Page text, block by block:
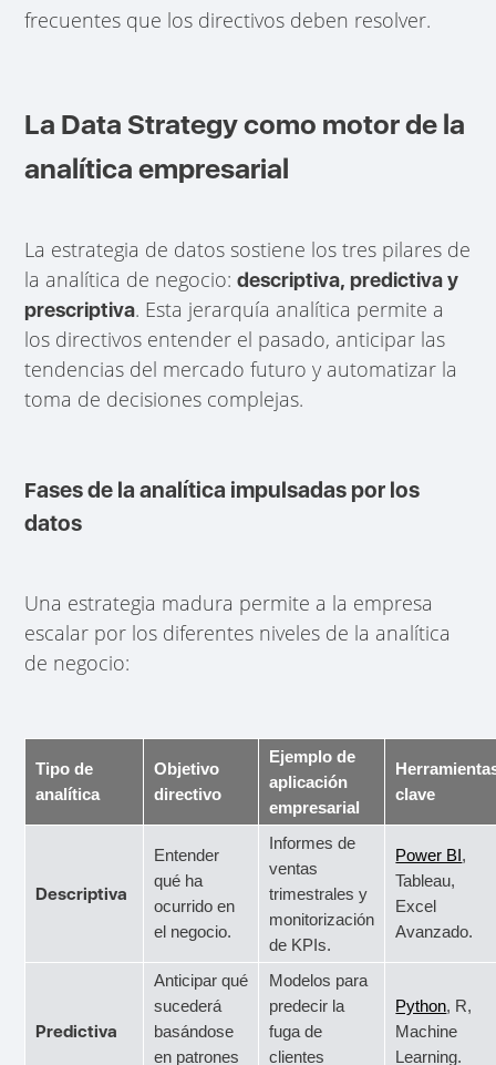
frecuentes que los directivos deben resolver.
La Data Strategy como motor de la
analítica empresarial
La estrategia de datos sostiene los tres pilares de
la analítica de negocio:descriptiva, predictiva y
prescriptiva. Esta jerarquía analítica permite a
los directivos entender el pasado, anticipar las
tendencias del mercado futuro y automatizar la
toma de decisiones complejas.
Fases de la analítica impulsadas por los
datos
Una estrategia madura permite a la empresa
escalar por los diferentes niveles de la analítica
de negocio:
Tipo de
analítica
Objetivo
directivo
Ejemplo de
aplicación
empresarial
clave
Descriptiva
Entender
qué ha
ocurrido en
el negocio.
Informes de
ventas
trimestrales y
monitorización
de KPIs.
Power BI,
Tableau,
Excel
Avanzado.
Predictiva
Anticipar qué
sucederá
basándose
en patrones
Modelos para
predecir la
fuga de
clientes
Python, R,
Machine
Learning.